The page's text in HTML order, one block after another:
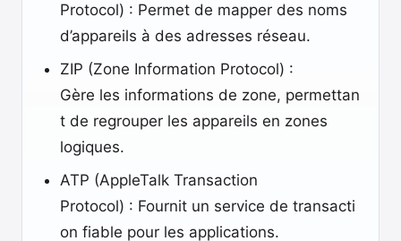
Protocol) : Permet de mapper des noms
d’appareils à des adresses réseau.
ZIP (Zone Information Protocol) :
Gère les informations de zone, permettan
t de regrouper les appareils en zones
logiques.
ATP (AppleTalk Transaction
Protocol) : Fournit un service de transacti
on fiable pour les applications.